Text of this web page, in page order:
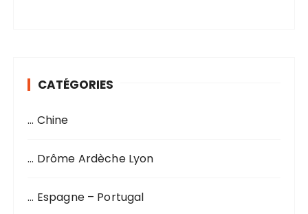
CATÉGORIES
… Chine
… Drôme Ardèche Lyon
… Espagne – Portugal